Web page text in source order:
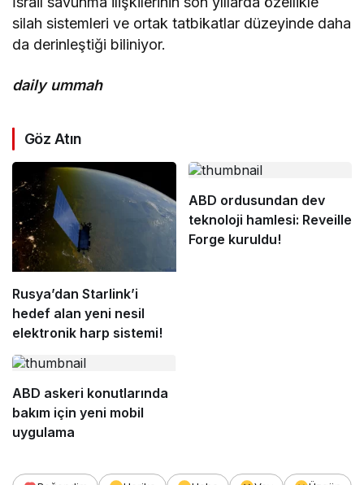
silah sistemleri ve ortak tatbikatlar düzeyinde daha
da derinleştiği biliniyor.
daily ummah
Göz Atın
Rusya’dan Starlink’i
hedef alan yeni nesil
elektronik harp sistemi!
ABD ordusundan dev
teknoloji hamlesi: Reveille
Forge kuruldu!
ABD askeri konutlarında
bakım için yeni mobil
uygulama